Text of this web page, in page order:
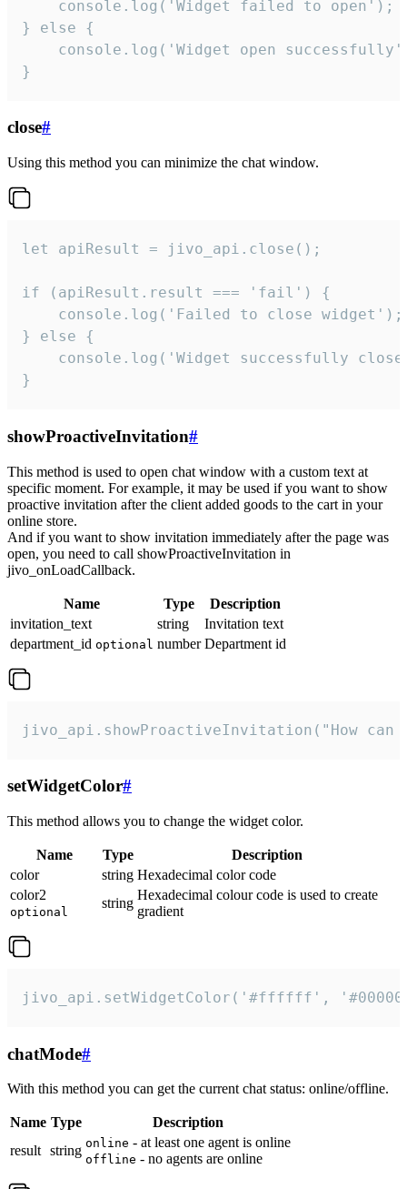
    console.log('Widget failed to open');
} else {
console.log('Widget open
}
close#
Using this method you can minimize the chat window.
let apiResult = jivo_api.close();
if (apiResult.result === 'fail') {
    console.log('Failed to close widget');
} else {
console.log('Widget successfully
}
showProactiveInvitation#
This method is used to open chat window with a custom text at
specific moment. For example, it may be used if you want to show
proactive invitation after the client added goods to the cart in your
online store.
And if you want to show invitation immediately after the page was
open, you need to call showProactiveInvitation in
jivo_onLoadCallback.
Name Type
Description
invitation_text
string
Invitation text
department_id optional number Department id
jivo_api.showProactiveInvitation("How
setWidgetColor#
This method allows you to change the widget color.
Name Type
Description
color
string Hexadecimal color code
color2
optional
string
Hexadecimal colour code is used to create
gradient
jivo_api.setWidgetColor('#ffffff',
chatMode#
With this method you can get the current chat status: online/offline.
Name Type
Description
result string online - at least one agent is online
offline - no agents are online